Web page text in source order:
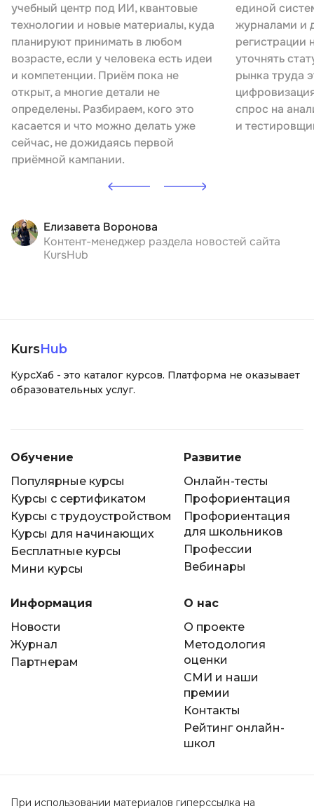
учебный центр под ИИ, квантовые
технологии и новые материалы, куда
планируют принимать в любом
возрасте, если у человека есть идеи
и компетенции. Приём пока не
открыт, а многие детали не
определены. Разбираем, кого это
касается и что можно делать уже
сейчас, не дожидаясь первой
приёмной кампании.
единой
журналами и
регистрации
уточнять
рынка труда
спрос на
и
Елизавета Воронова
Контент-менеджер раздела новостей сайта
KursHub
KursHub
КурсХаб - это каталог курсов. Платформа не оказывает
образовательных услуг.
Обучение
Популярные курсы
Курсы с сертификатом
Курсы с трудоустройством
Курсы для начинающих
Бесплатные курсы
Мини курсы
Развитие
Онлайн-тесты
Профориентация
Профориентация
для школьников
Профессии
Вебинары
Информация
Новости
Журнал
Партнерам
О нас
О проекте
Методология
оценки
СМИ и наши
премии
Контакты
Рейтинг онлайн-
школ
При использовании материалов гиперссылка на